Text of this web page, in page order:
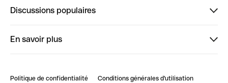
ClubQonto
Discussions populaires
En savoir plus
Blog
Politique de confidentialité Conditions générales d'utilisation